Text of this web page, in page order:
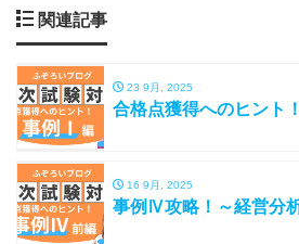
関連記事
23 9月, 2025
合格点獲得へのヒント
16 9月, 2025
事例Ⅳ攻略！～経営分